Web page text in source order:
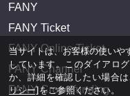
FANY
FANY Ticket
FANY Online Ticket
FANY Channel
FANY Crowdfunding
当サイトは、お客様の使い
しています。このダイアロ
か、詳細を確認したい場合は
リシー]をご参照ください。